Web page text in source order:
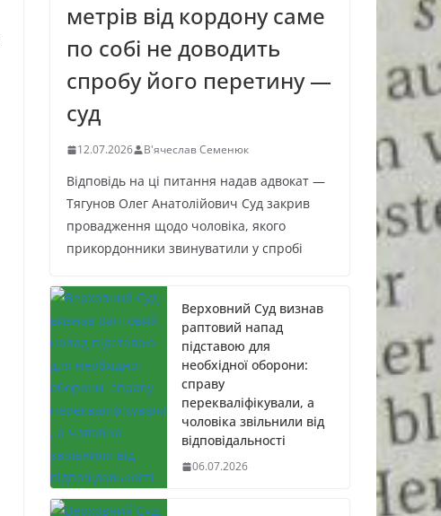
метрів від кордону саме
по собі не доводить
спробу його перетину —
суд
12.07.2026 В'ячеслав Семенюк
Відповідь на ці питання надав адвокат —
Тягунов Олег Анатолійович Суд закрив
провадження щодо чоловіка, якого
прикордонники звинуватили у спробі
Верховний Суд визнав
раптовий напад
підставою для
необхідної оборони:
справу
перекваліфікували, а
чоловіка звільнили від
відповідальності
06.07.2026